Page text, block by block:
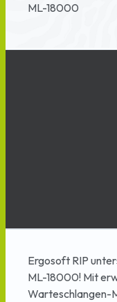
ML-18000
Ergosoft RIP
ML-18000! Mit
Warteschlangen-